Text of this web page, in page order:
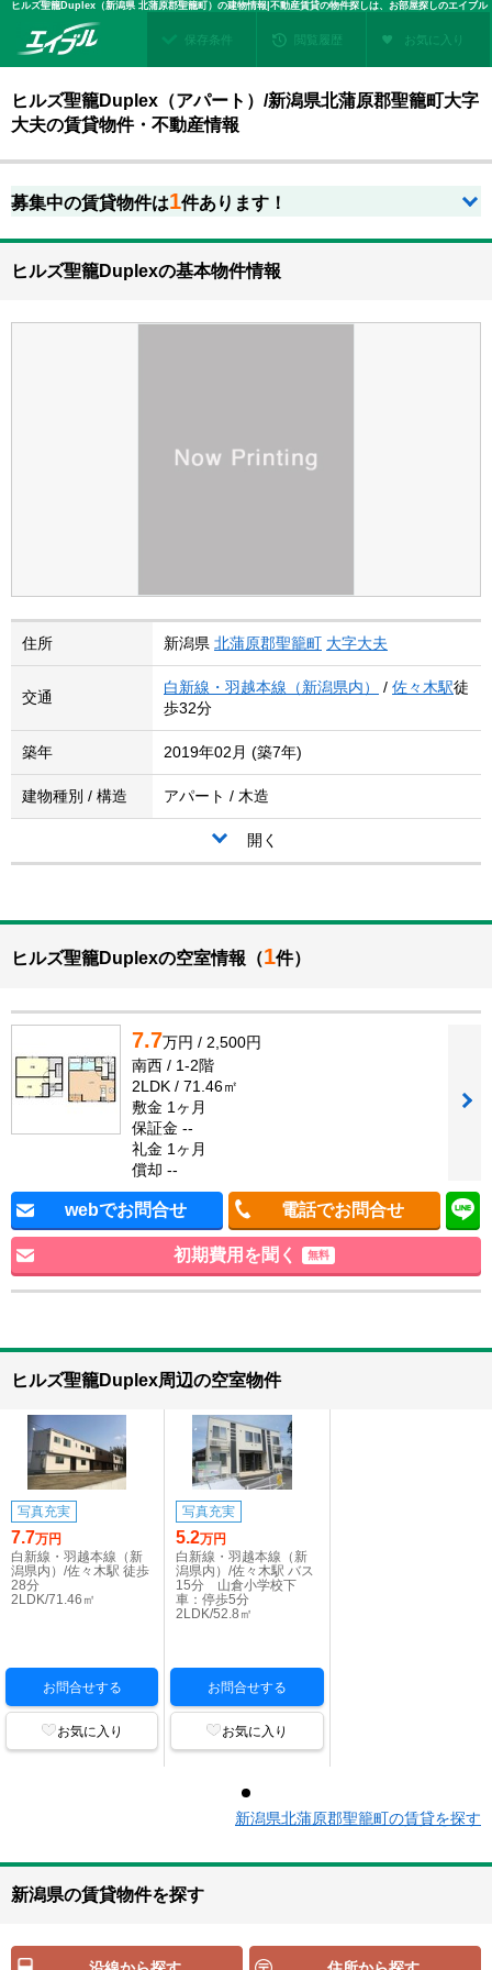
ヒルズ聖籠Duplex（新潟県 北蒲原郡聖籠町）の建物情報|不動産賃貸の物件探しは、お部屋探しのエイブル
保存条件 閲覧履歴 お気に入り
ヒルズ聖籠Duplex（アパート）/新潟県北蒲原郡聖籠町大字
大夫の賃貸物件・不動産情報
募集中の賃貸物件は1件あります！
ヒルズ聖籠Duplexの基本物件情報
住所 新潟県 北蒲原郡聖籠町 大字大夫
交通
白新線・羽越本線（新潟県内） / 佐々木駅徒
歩32分
築年 2019年02月 (築7年)
建物種別 / 構造 アパート / 木造
開く
ヒルズ聖籠Duplexの空室情報（1件）
7.7万円 / 2,500円
南西 / 1-2階
2LDK / 71.46㎡
敷金 1ヶ月
保証金 --
礼金 1ヶ月
償却 --
webでお問合せ 電話でお問合せ
初期費用を聞く 無料
ヒルズ聖籠Duplex周辺の空室物件
写真充実
7.7万円
白新線・羽越本線（新
潟県内）/佐々木駅 徒歩
28分
2LDK/71.46㎡
お問合せする
お気に入り
写真充実
5.2万円
白新線・羽越本線（新
潟県内）/佐々木駅 バス
15分 山倉小学校下
車：停歩5分
2LDK/52.8㎡
お問合せする
お気に入り
新潟県北蒲原郡聖籠町の賃貸を探す
新潟県の賃貸物件を探す